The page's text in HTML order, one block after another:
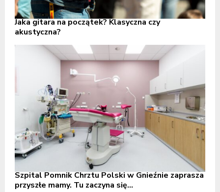
Jaka gitara na początek? Klasyczna czy
akustyczna?
Szpital Pomnik Chrztu Polski w Gnieźnie zaprasza
przyszłe mamy. Tu zaczyna się...